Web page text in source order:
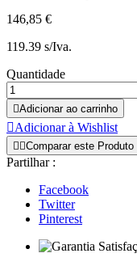
146,85 €
119.39 s/Iva.
Quantidade
Adicionar ao carrinho
Adicionar à Wishlist
 Comparar este Produto
Partilhar :
Facebook
Twitter
Pinterest